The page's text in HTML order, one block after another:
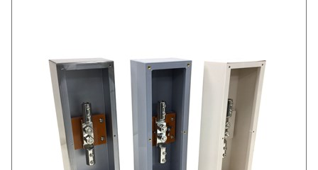
建設サイト・シリーズの 個人データの共同利用について
個人情報保護方針